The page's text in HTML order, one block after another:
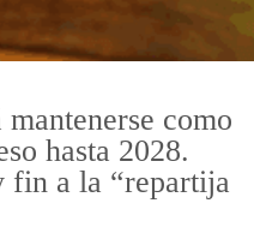
como
hasta 2028.
fin a la “repartija